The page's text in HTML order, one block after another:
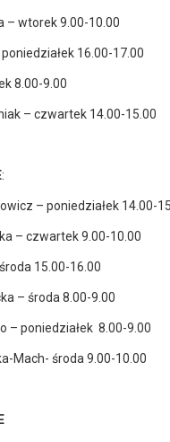
– wtorek 9.00-10.00
16.00-17.00
8.00-9.00
– czwartek 14.00-15.00
:
– poniedziałek 14.00-
– czwartek 9.00-10.00
15.00-16.00
– środa 8.00-9.00
– poniedziałek 8.00-9.00
Mach- środa 9.00-10.00